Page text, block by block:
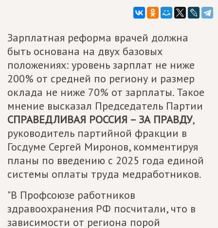
Зарплатная реформа врачей должна
быть основана на двух базовых
положениях: уровень зарплат не ниже
200% от средней по региону и размер
оклада не ниже 70% от зарплаты. Такое
мнение высказал Председатель Партии
СПРАВЕДЛИВАЯ РОССИЯ – ЗА ПРАВДУ,
руководитель партийной фракции в
Госдуме Сергей Миронов, комментируя
планы по введению с 2025 года единой
системы оплаты труда медработников.
"В Профсоюзе работников
здравоохранения РФ посчитали, что в
зависимости от региона порой